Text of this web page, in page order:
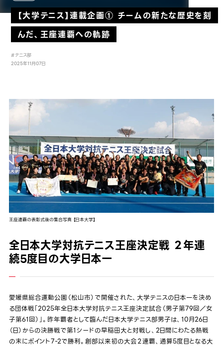
【大学テニス】連載企画① チームの新たな歴史を刻
んだ、王座連覇への軌跡
#テニス部
2025年11月07日
王座連覇の表彰式後の集合写真 【日本大学】
全日本大学対抗テニス王座決定戦 ２年連
続5度目の大学日本一
愛媛県総合運動公園（松山市）で開催された、大学テニスの日本一を決め
る団体戦「2025年全日本大学対抗テニス王座決定試合（男子第79回／女
子第61回）」。昨年覇者として臨んだ日本大学テニス部男子は、10月26日
（日）からの決勝戦で第1シードの早稲田大と対戦し、2日間にわたる熱戦
の末にポイント7-2で勝利。創部以来初の大会２連覇、通算5度目となる大